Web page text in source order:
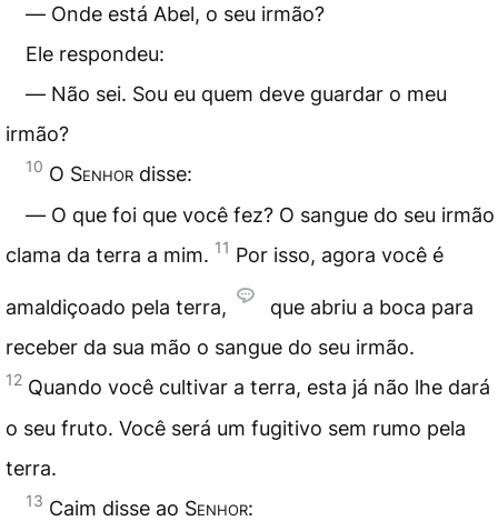
― Onde está Abel, o seu irmão?
Ele respondeu:
― Não sei. Sou eu quem deve guardar o meu
irmão?
10 O Senhor disse:
― O que foi que você fez? O sangue do seu irmão
clama da terra a mim. 11 Por isso, agora você é
amaldiçoado pela terra,
que abriu a boca para
receber da sua mão o sangue do seu irmão.
12 Quando você cultivar a terra, esta já não lhe dará
o seu fruto. Você será um fugitivo sem rumo pela
terra.
13 Caim disse ao Senhor: